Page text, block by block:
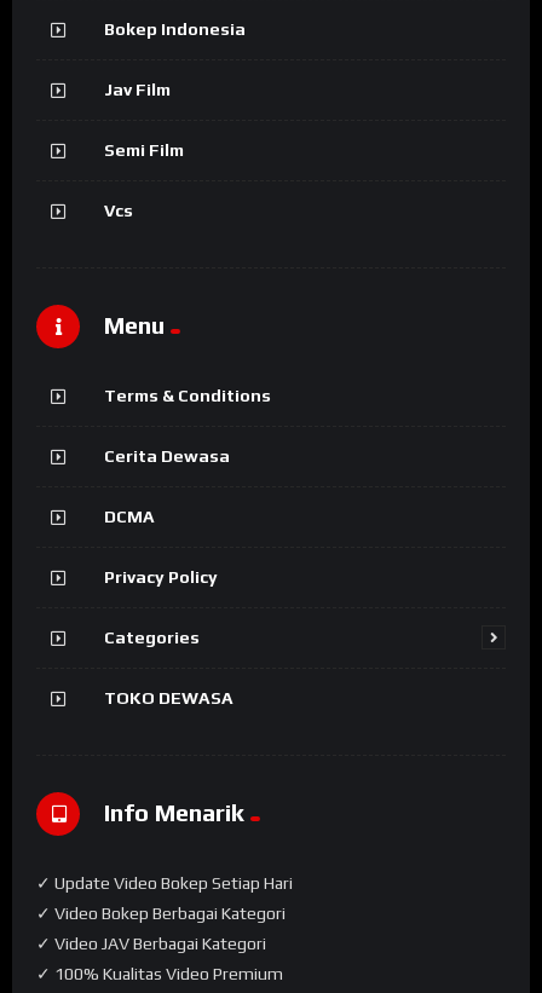
Bokep Indonesia
Jav Film
Semi Film
Vcs
Menu
Terms & Conditions
Cerita Dewasa
DCMA
Privacy Policy
Categories
TOKO DEWASA
Info Menarik
✓ Update Video Bokep Setiap Hari
✓ Video Bokep Berbagai Kategori
✓ Video JAV Berbagai Kategori
✓ 100% Kualitas Video Premium